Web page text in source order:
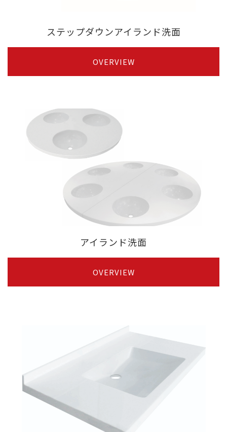
ステップダウンアイランド洗面
OVERVIEW
アイランド洗面
OVERVIEW